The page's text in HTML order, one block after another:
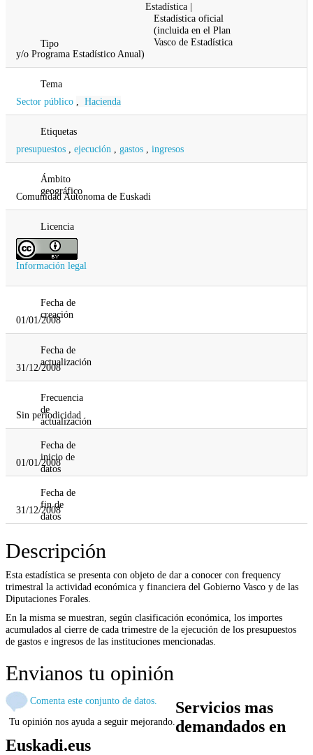
Tipo
Estadística |
Estadística oficial
(incluida en el Plan
Vasco de Estadística
y/o Programa Estadístico Anual)
Tema
Sector público
Hacienda
Etiquetas
presupuestos
ejecución gastos ingresos
Ámbito
geográfico
Comunidad Autonoma de Euskadi
Licencia
Información legal
Fecha de
creación
01/01/2008
Fecha de
actualización
31/12/2008
Frecuencia
de
actualización
Sin periodicidad
Fecha de
inicio de
datos
01/01/2008
Fecha de
fin de
datos
31/12/2008
Descripción
Esta estadística se presenta con objeto de dar a conocer con frequency
trimestral la actividad económica y financiera del Gobierno Vasco y de las
Diputaciones Forales.
En la misma se muestran, según clasificación económica, los importes
acumulados al cierre de cada trimestre de la ejecución de los presupuestos
de gastos e ingresos de las instituciones mencionadas.
Envianos tu opinión
Comenta este conjunto de datos.
Tu opinión nos ayuda a seguir mejorando.
Servicios mas
demandados en
Euskadi.eus